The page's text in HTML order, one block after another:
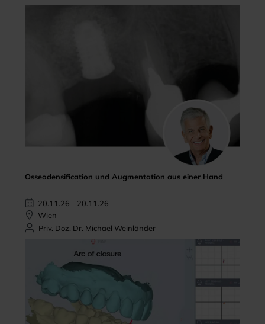
Osseodensification und Augmentation aus einer Hand
20.11.26 - 20.11.26
Wien
Priv. Doz. Dr. Michael Weinländer